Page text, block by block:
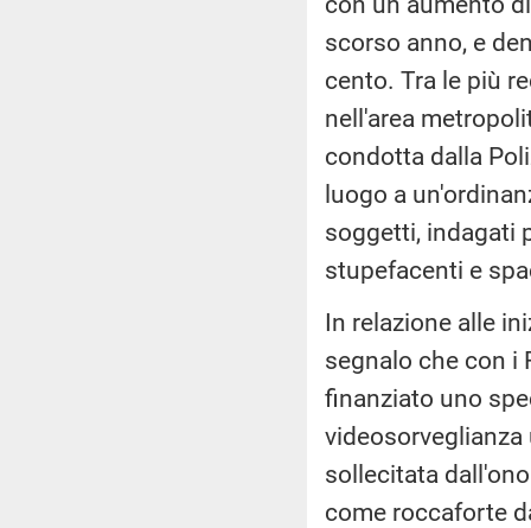
scorso anno, e
cento. Tra le più
nell'area
condotta dalla
luogo a
soggetti, indagati
stupefacenti e
In relazione alle
segnalo che con i
finanziato uno
videosorveglianza
sollecitata
come roccaforte